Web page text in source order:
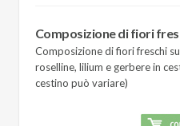
Composizione di fiori
Composizione di fiori freschi
roselline, lilium e gerbere in
cestino può variare)